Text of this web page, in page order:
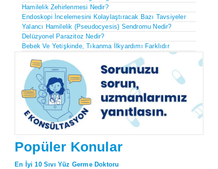
Hamilelik Zehirlenmesi Nedir?
Endoskopi İncelemesini Kolaylaştıracak Bazı Tavsiyeler
Yalancı Hamilelik (Pseudocyesis) Sendromu Nedir?
Delüzyonel Parazitoz Nedir?
Bebek Ve Yetişkinde, Tıkanma İlkyardımı Farklıdır
Popüler Konular
En İyi 10 Sıvı Yüz Germe Doktoru